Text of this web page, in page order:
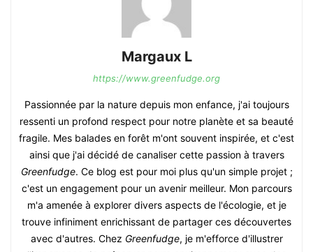
Margaux L
https://www.greenfudge.org
Passionnée par la nature depuis mon enfance, j'ai toujours
ressenti un profond respect pour notre planète et sa beauté
fragile. Mes balades en forêt m'ont souvent inspirée, et c'est
ainsi que j'ai décidé de canaliser cette passion à travers
Greenfudge. Ce blog est pour moi plus qu'un simple projet ;
c'est un engagement pour un avenir meilleur. Mon parcours
m'a amenée à explorer divers aspects de l'écologie, et je
trouve infiniment enrichissant de partager ces découvertes
avec d'autres. Chez Greenfudge, je m'efforce d'illustrer